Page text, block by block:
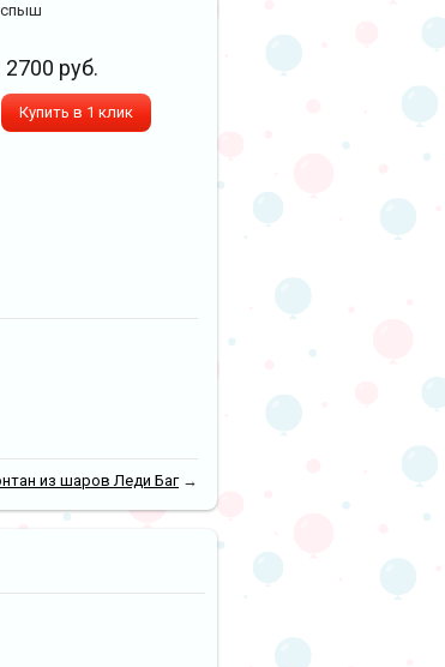
2700 руб.
Купить в 1 клик
из шаров Леди Баг→